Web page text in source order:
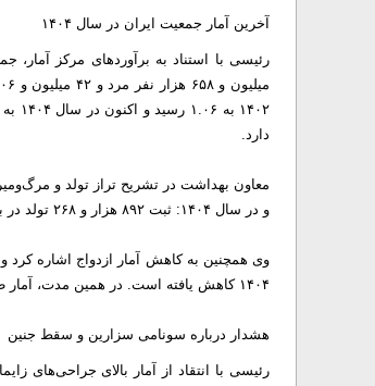
آخرین آمار جمعیت ایران در سال ۱۴۰۴
دارد.
و در سال ۱۴۰۴: ثبت ۸۹۲ هزار و ۲۶۸ تولد در برابر ۴۵۱ هزار و ۶۸۲ مرگ.
۱۴۰۴ کاهش یافته است. در همین مدت، آمار طلاق نیز از ۱۹۷ هزار مورد به ۱۸۰ هزار و ۷۲۱ مورد رسیده است.
هشدار درباره سونامی سزارین و سقط جنین